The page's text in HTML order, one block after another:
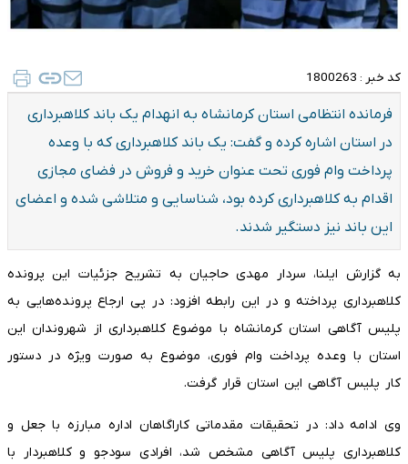
کد خبر : 1800263
فرمانده انتظامی استان کرمانشاه به انهدام یک باند کلاهبرداری
در استان اشاره کرده و گفت: یک باند کلاهبرداری که با وعده
پرداخت وام فوری تحت عنوان خرید و فروش در فضای مجازی
اقدام به کلاهبرداری کرده بود، شناسایی و متلاشی شده و اعضای
این باند نیز دستگیر شدند.
به گزارش ایلنا، سردار مهدی حاجیان به تشریح جزئیات این پرونده
کلاهبرداری پرداخته و در این رابطه افزود: در پی ارجاع پرونده‌هایی به
پلیس آگاهی استان کرمانشاه با موضوع کلاهبرداری از شهروندان این
استان با وعده پرداخت وام فوری، موضوع به صورت ویژه در دستور
کار پلیس آگاهی این استان قرار گرفت.
وی ادامه داد: در تحقیقات مقدماتی کاراگاهان اداره مبارزه با جعل و
کلاهبرداری پلیس آگاهی مشخص شد، افرادی سودجو و کلاهبردار با